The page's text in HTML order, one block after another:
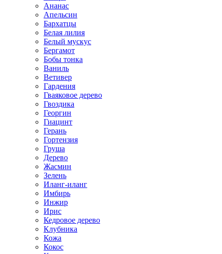
Ананас
Апельсин
Бархатцы
Белая лилия
Белый мускус
Бергамот
Бобы тонка
Ваниль
Ветивер
Гардения
Гваяковое дерево
Гвоздика
Георгин
Гиацинт
Герань
Гортензия
Груша
Дерево
Жасмин
Зелень
Иланг-иланг
Имбирь
Инжир
Ирис
Кедровое дерево
Клубника
Кожа
Кокос